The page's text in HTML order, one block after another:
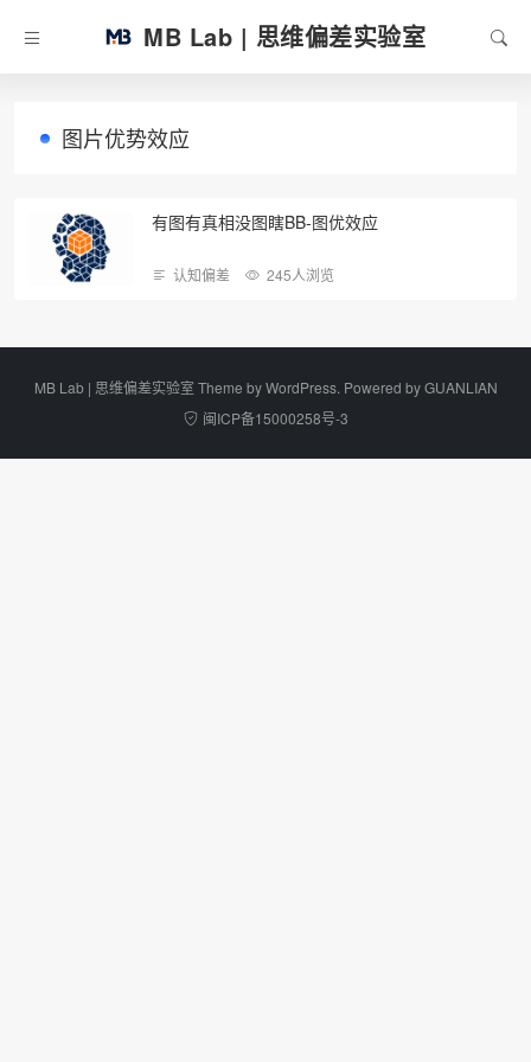
MB Lab | 思维偏差实验室
图片优势效应
有图有真相没图瞎BB-图优效应
认知偏差 245人浏览
MB Lab | 思维偏差实验室 Theme byWordPress. Powered byGUANLIAN
闽ICP备15000258号-3